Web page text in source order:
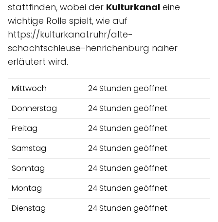
stattfinden, wobei der Kulturkanal eine
wichtige Rolle spielt, wie auf
https://kulturkanal.ruhr/alte-
schachtschleuse-henrichenburg näher
erläutert wird.
Mittwoch
24 Stunden geöffnet
Donnerstag
24 Stunden geöffnet
Freitag
24 Stunden geöffnet
Samstag
24 Stunden geöffnet
Sonntag
24 Stunden geöffnet
Montag
24 Stunden geöffnet
Dienstag
24 Stunden geöffnet